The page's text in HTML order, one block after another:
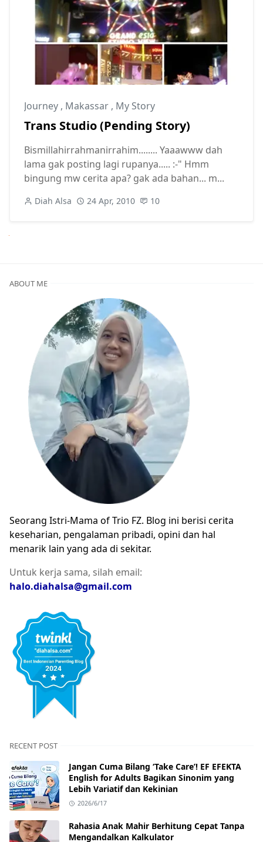
Journey , Makassar , My Story
Trans Studio (Pending Story)
Bismillahirrahmanirrahim........ Yaaawww dah
lama gak posting lagi rupanya..... :-" Hmm
bingung mw cerita apa? gak ada bahan... m...
Diah Alsa 24 Apr, 2010 10
ABOUT ME
Seorang Istri-Mama of Trio FZ. Blog ini berisi cerita
keseharian, pengalaman pribadi, opini dan hal
menarik lain yang ada di sekitar.
Untuk kerja sama, silah email:
halo.diahalsa@gmail.com
RECENT POST
Jangan Cuma Bilang ‘Take Care’! EF EFEKTA
English for Adults Bagikan Sinonim yang
Lebih Variatif dan Kekinian
2026/6/17
Rahasia Anak Mahir Berhitung Cepat Tanpa
Mengandalkan Kalkulator